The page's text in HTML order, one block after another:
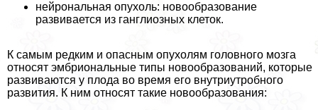
нейрональная опухоль: новообразование
развивается из ганглиозных клеток.
К самым редким и опасным опухолям головного мозга
относят эмбриональные типы новообразований, которые
развиваются у плода во время его внутриутробного
развития. К ним относят такие новообразования: